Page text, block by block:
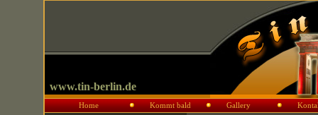
www.tin-berlin.de
Home Kommt bald Gallery